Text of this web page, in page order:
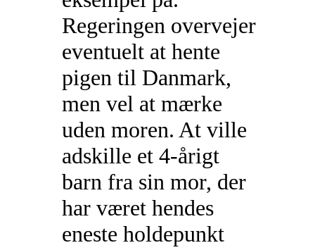
Regeringen overvejer
eventuelt at hente
pigen til Danmark,
men vel at mærke
uden moren. At ville
adskille et 4-årigt
barn fra sin mor, der
har været hendes
eneste holdepunkt